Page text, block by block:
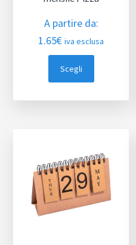
A partire da:
1.65€ iva esclusa
Scegli